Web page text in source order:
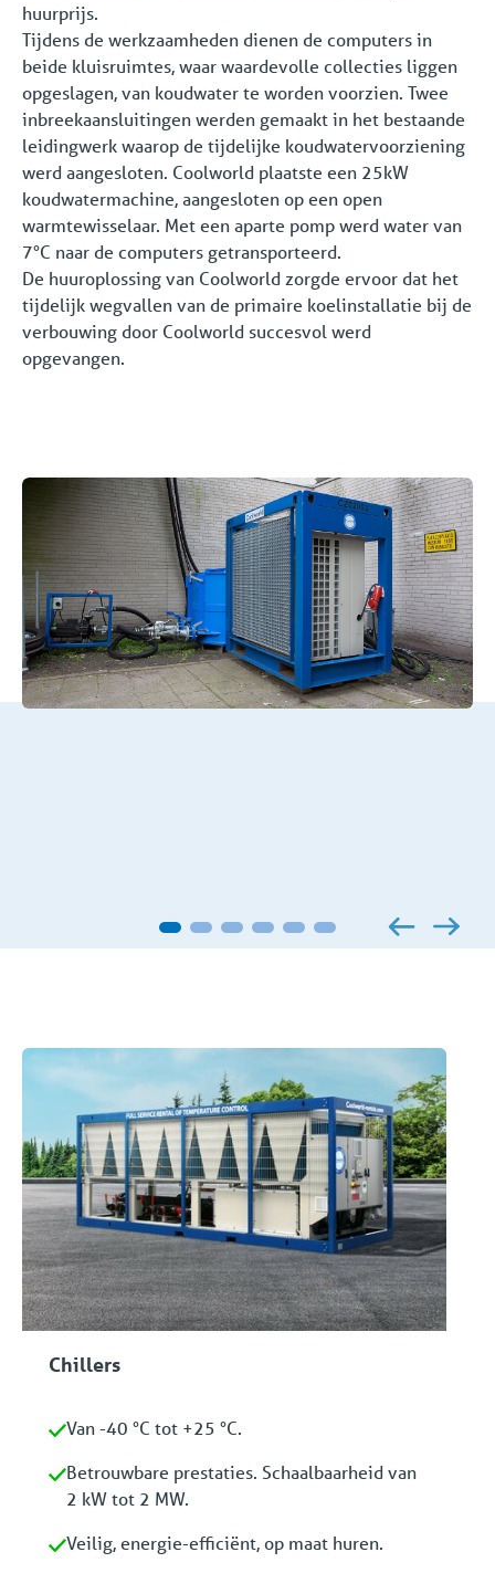
huurprijs.
Tijdens de werkzaamheden dienen de computers in
beide kluisruimtes, waar waardevolle collecties liggen
opgeslagen, van koudwater te worden voorzien. Twee
inbreekaansluitingen werden gemaakt in het bestaande
leidingwerk waarop de tijdelijke koudwatervoorziening
werd aangesloten. Coolworld plaatste een 25kW
koudwatermachine, aangesloten op een open
warmtewisselaar. Met een aparte pomp werd water van
7°C naar de computers getransporteerd.
De huuroplossing van Coolworld zorgde ervoor dat het
tijdelijk wegvallen van de primaire koelinstallatie bij de
verbouwing door Coolworld succesvol werd
opgevangen.
Chillers
Van -40 °C tot +25 °C.
Betrouwbare prestaties. Schaalbaarheid van
2 kW tot 2 MW.
Veilig, energie-efficiënt, op maat huren.